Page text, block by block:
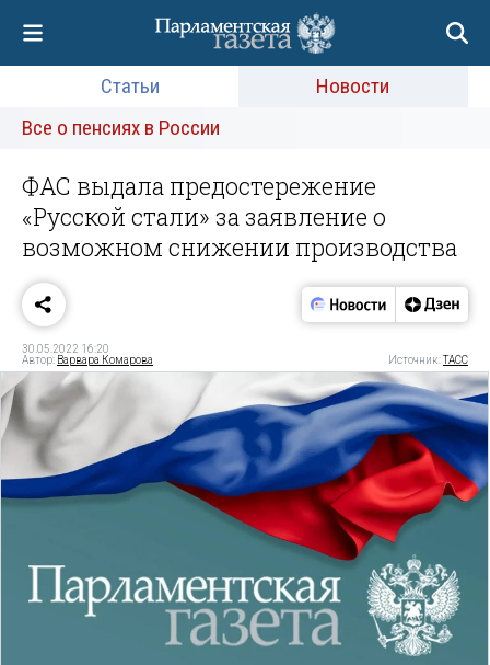
Статьи
Новости
Все о пенсиях в России
ФАС выдала предостережение
«Русской стали» за заявление о
возможном снижении производства
30.05.2022 16:20
Автор: Варвара Комарова Источник:ТАСС